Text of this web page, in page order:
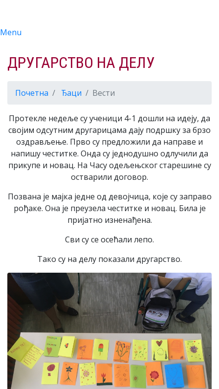
Menu
ДРУГАРСТВО НА ДЕЛУ
Почетна Ђаци Вести
Протекле недеље су ученици 4-1 дошли на идеју, да
својим одсутним другарицама дају подршку за брзо
оздрављење. Прво су предложили да направе и
напишу честитке. Онда су једнодушно одлучили да
прикупе и новац. На Часу одељењског старешине су
остварили договор.
Позвана је мајка једне од девојчица, које су заправо
рођаке. Она је преузела честитке и новац. Била је
пријатно изненађена.
Сви су се осећали лепо.
Тако су на делу показали другарство.